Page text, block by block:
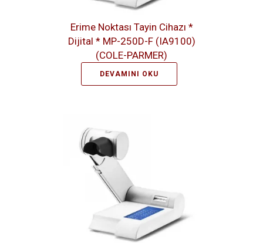
Erime Noktası Tayin Cihazı *
Dijital * MP-250D-F (IA9100)
(COLE-PARMER)
DEVAMINI OKU